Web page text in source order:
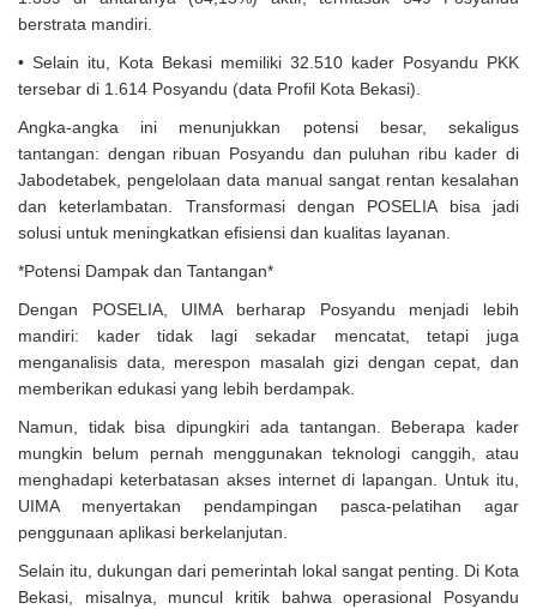
berstrata mandiri.
• Selain itu, Kota Bekasi memiliki 32.510 kader Posyandu PKK
tersebar di 1.614 Posyandu (data Profil Kota Bekasi).
Angka-angka ini menunjukkan potensi besar, sekaligus
tantangan: dengan ribuan Posyandu dan puluhan ribu kader di
Jabodetabek, pengelolaan data manual sangat rentan kesalahan
dan keterlambatan. Transformasi dengan POSELIA bisa jadi
solusi untuk meningkatkan efisiensi dan kualitas layanan.
*Potensi Dampak dan Tantangan*
Dengan POSELIA, UIMA berharap Posyandu menjadi lebih
mandiri: kader tidak lagi sekadar mencatat, tetapi juga
menganalisis data, merespon masalah gizi dengan cepat, dan
memberikan edukasi yang lebih berdampak.
Namun, tidak bisa dipungkiri ada tantangan. Beberapa kader
mungkin belum pernah menggunakan teknologi canggih, atau
menghadapi keterbatasan akses internet di lapangan. Untuk itu,
UIMA menyertakan pendampingan pasca-pelatihan agar
penggunaan aplikasi berkelanjutan.
Selain itu, dukungan dari pemerintah lokal sangat penting. Di Kota
Bekasi, misalnya, muncul kritik bahwa operasional Posyandu